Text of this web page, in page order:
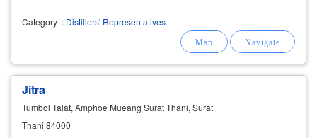
Category : Distillers' Representatives
Jitra
Tumbol Talat, Amphoe Mueang Surat Thani, Surat
Thani 84000